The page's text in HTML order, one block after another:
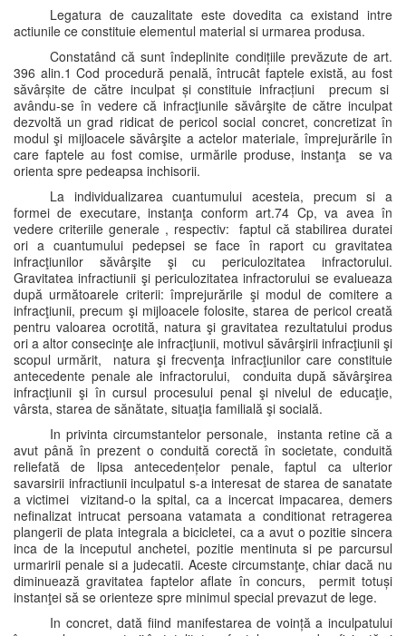
Legatura de cauzalitate este dovedita ca existand intre
actiunile ce constituie elementul material si urmarea produsa.
Constatând că sunt îndeplinite condițiile prevăzute de art.
396 alin.1 Cod procedură penală, întrucât faptele există, au fost
săvârșite de către inculpat și constituie infracțiuni precum si
avându-se în vedere că infracţiunile săvârşite de către inculpat
dezvoltă un grad ridicat de pericol social concret, concretizat în
modul şi mijloacele săvârşite a actelor materiale, împrejurările în
care faptele au fost comise, urmările produse, instanţa se va
orienta spre pedeapsa inchisorii.
La individualizarea cuantumului acesteia, precum si a
formei de executare, instanţa conform art.74 Cp, va avea în
vedere criteriile generale , respectiv: faptul că stabilirea duratei
ori a cuantumului pedepsei se face în raport cu gravitatea
infracţiunilor săvârşite şi cu periculozitatea infractorului.
Gravitatea infractiunii şi periculozitatea infractorului se evalueaza
după următoarele criterii: împrejurările şi modul de comitere a
infracţiunii, precum şi mijloacele folosite, starea de pericol creată
pentru valoarea ocrotită, natura şi gravitatea rezultatului produs
ori a altor consecinţe ale infracţiunii, motivul săvârşirii infracţiunii şi
scopul urmărit, natura şi frecvenţa infracţiunilor care constituie
antecedente penale ale infractorului, conduita după săvârşirea
infracţiunii şi în cursul procesului penal şi nivelul de educaţie,
vârsta, starea de sănătate, situaţia familială şi socială.
In privinta circumstantelor personale, instanta retine că a
avut până în prezent o conduită corectă în societate, conduită
reliefată de lipsa antecedențelor penale, faptul ca ulterior
savarsirii infractiunii inculpatul s-a interesat de starea de sanatate
a victimei vizitand-o la spital, ca a incercat impacarea, demers
nefinalizat intrucat persoana vatamata a conditionat retragerea
plangerii de plata integrala a bicicletei, ca a avut o pozitie sincera
inca de la inceputul anchetei, pozitie mentinuta si pe parcursul
urmaririi penale si a judecatii. Aceste circumstanţe, chiar dacă nu
diminuează gravitatea faptelor aflate în concurs, permit totuși
instanţei să se orienteze spre minimul special prevazut de lege.
In concret, dată fiind manifestarea de voință a inculpatului